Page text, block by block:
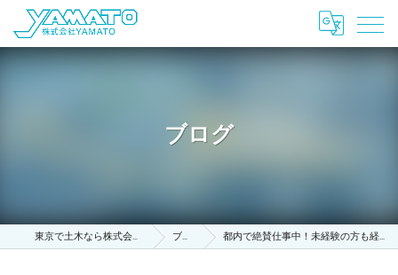
ブログ
東京で土木なら株式会社YAMATO ブログ 都内で絶賛仕事中！未経験の方も経験者の方も!